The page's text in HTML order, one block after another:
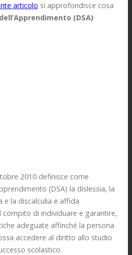
articolo si approfondisce cosa
(DSA)
2010 definisce come
(DSA) la dislessia, la
la discalculia e affida
compito di individuare e garantire,
adeguate affinché la persona
accedere al diritto allo studio
scolastico.